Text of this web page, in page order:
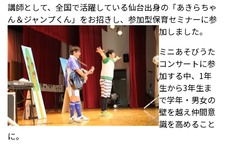
受験生の方へ 中学校の先生方へ
在校生の方へ 保護者の方へ
アクセス お問い合わせ
講師として、全国で活躍している仙台出身の「あきらちゃ
ん＆ジャンプくん」をお招きし、参加型保育セミナーに参
加しました。
ミニあそびうた
コンサートに参
加する中、1年
生から3年生ま
で学年・男女の
壁を越え仲間意
識を高めること
に。